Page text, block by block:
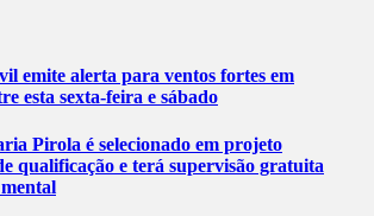
emite alerta para ventos fortes em
esta sexta-feira e sábado
Pirola é selecionado em projeto
qualificação e terá supervisão gratuita